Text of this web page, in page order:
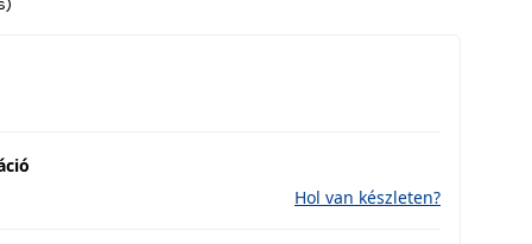
Hol van készleten?